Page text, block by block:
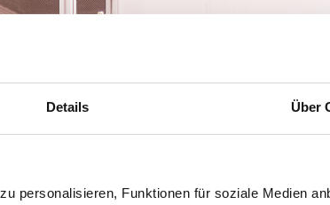
Details Über
personalisieren, Funktionen für soziale Medien